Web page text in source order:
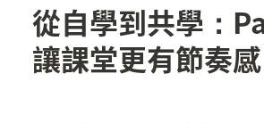
從自學到共學：
讓課堂更有節奏感